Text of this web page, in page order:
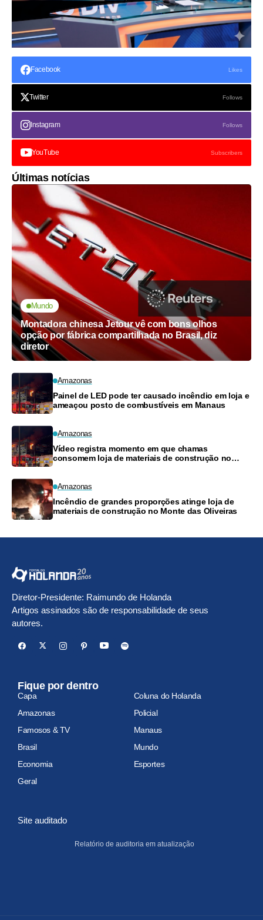
Facebook Likes
Twitter Follows
Instagram Follows
YouTube Subscribers
Últimas notícias
Mundo
Montadora chinesa Jetour vê com bons olhos
opção por fábrica compartilhada no Brasil, diz
diretor
Amazonas
Painel de LED pode ter causado incêndio em loja e
ameaçou posto de combustíveis em Manaus
Amazonas
Vídeo registra momento em que chamas
consomem loja de materiais de construção no
Amazonas
Incêndio de grandes proporções atinge loja de
materiais de construção no Monte das Oliveiras
Diretor-Presidente: Raimundo de Holanda
Artigos assinados são de responsabilidade de seus
autores.
Fique por dentro
Capa
Coluna do Holanda
Amazonas
Policial
Famosos & TV
Manaus
Brasil
Mundo
Economia
Esportes
Geral
Site auditado
Relatório de auditoria em atualização